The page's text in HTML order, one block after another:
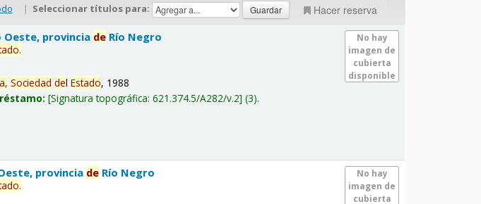
| Seleccionar títulos para: Hacer reserva
No hay
imagen de
cubierta
disponible
provincia de Río Negro
.
Sociedad delEstado, 1988
Signatura topográfica:621.374.5/A282/v.2 (3).
No hay
imagen de
cubierta
provincia de Río Negro
.